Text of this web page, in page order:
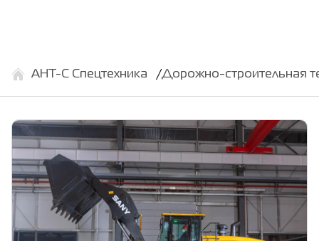
АНТ-С Спецтехника Дорожно-строительная